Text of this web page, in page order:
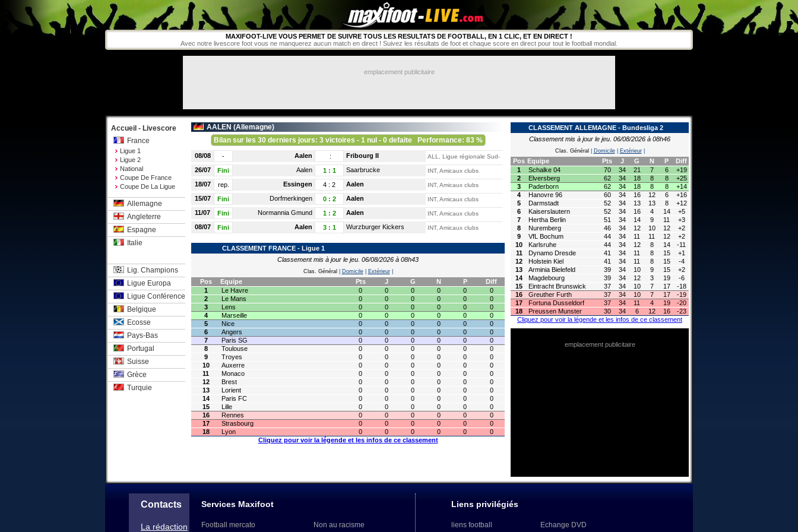
MAXIFOOT-LIVE VOUS PERMET DE SUIVRE TOUS LES RESULTATS DE FOOTBALL, EN 1 CLIC, ET EN DIRECT !
Avec notre livescore foot vous ne manquerez aucun match en direct ! Suivez les résultats de foot et chaque score en direct pour tout le football mondial.
emplacement publicitaire
Accueil - Livescore
France
Ligue 1
Ligue 2
National
Coupe De France
Coupe De La Ligue
Allemagne
Angleterre
Espagne
Italie
Lig. Champions
Ligue Europa
Ligue Conférence
Belgique
Ecosse
Pays-Bas
Portugal
Suisse
Grèce
Turquie
AALEN (Allemagne)
Bilan sur les 30 derniers jours: 3 victoires - 1 nul - 0 defaite
Performance: 83 %
08/08 - Aalen : Fribourg II ALL, Ligue régionale Sud-Ouest
26/07 Fini Aalen 1: 1 Saarbrucke INT, Amicaux clubs
18/07 rep. Essingen 4 : 2 Aalen INT, Amicaux clubs
15/07 Fini Dorfmerkingen 0: 2 Aalen INT, Amicaux clubs
11/07 Fini Normannia Gmund 1: 2 Aalen INT, Amicaux clubs
08/07 Fini Aalen 3: 1 Wurzburger Kickers INT, Amicaux clubs
CLASSEMENT FRANCE - Ligue 1
Classement mis à jour le jeu. 06/08/2026 à 08h43
Clas. Général Domicile| Extérieur|
Pos Equipe Pts J G N P
Diff
1
Le Havre 0 0 0 0 0
0
2
Le Mans 0 0 0 0 0
0
3
Lens 0 0 0 0 0
0
4
Marseille 0 0 0 0 0
0
5
Nice 0 0 0 0 0
0
6
Angers 0 0 0 0 0
0
7
Paris SG 0 0 0 0 0
0
8
Toulouse 0 0 0 0 0
0
9
Troyes 0 0 0 0 0
0
10
Auxerre 0 0 0 0 0
0
11
Monaco 0 0 0 0 0
0
12
Brest 0 0 0 0 0
0
13
Lorient 0 0 0 0 0
0
14
Paris FC 0 0 0 0 0
0
15
Lille 0 0 0 0 0
0
16
Rennes 0 0 0 0 0
0
17
Strasbourg 0 0 0 0 0
0
18
Lyon 0 0 0 0 0
0
Cliquez pour voir la légende et les infos de ce classement
CLASSEMENT ALLEMAGNE - Bundesliga 2
Classement mis à jour le jeu. 06/08/2026 à 08h46
Clas. Général Domicile| Extérieur|
Pos Equipe Pts J G N P
Diff
1
Schalke 04 70 34 21 7 6
+19
2
Elversberg 62 34 18 8 8
+25
3
Paderborn 62 34 18 8 8
+14
4
Hanovre 96 60 34 16 12 6
+16
5
Darmstadt 52 34 13 13 8
+12
6
Kaiserslautern 52 34 16 4 14
+5
7
Hertha Berlin 51 34 14 9 11
+3
8
Nuremberg 46 34 12 10 12
+2
9
VfL Bochum 44 34 11 11 12
+2
10
Karlsruhe 44 34 12 8 14
-11
11
Dynamo Dresde 41 34 11 8 15
+1
12
Holstein Kiel 41 34 11 8 15
-4
13
Arminia Bielefeld 39 34 10 9 15
+2
14
Magdebourg 39 34 12 3 19
-6
15
Eintracht Brunswick 37 34 10 7 17
-18
16
Greuther Furth 37 34 10 7 17
-19
17
Fortuna Dusseldorf 37 34 11 4 19
-20
18
Preussen Munster 30 34 6 12 16
-23
Cliquez pour voir la légende et les infos de ce classement
emplacement publicitaire
Contacts
La rédaction
Services Maxifoot
Football mercato
Non au racisme
Liens privilégiés
liens football
Echange DVD